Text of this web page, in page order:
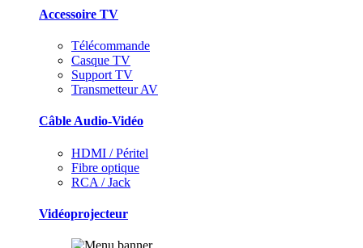
Accessoire TV
Télécommande
Casque TV
Support TV
Transmetteur AV
Câble Audio-Vidéo
HDMI / Péritel
Fibre optique
RCA / Jack
Vidéoprojecteur